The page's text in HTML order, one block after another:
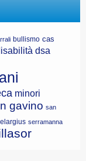
bullismo cas
dsa
minori
gavino san
serramanna